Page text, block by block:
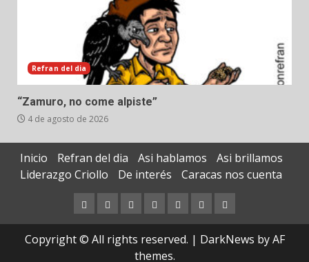
Refran del dia
“Zamuro, no come alpiste”
4 de agosto de 2026
Inicio Refran del dia Asi hablamos
Asi brillamos
Liderazgo Criollo
De interés Caracas nos cuenta
InicioRefran
del
dia
Asi
hablamos
Asi
brillamos
Liderazgo
Criollo
De
interés
Caracas
nos
cuenta
Copyright © All rights reserved. | DarkNews by AF
themes.